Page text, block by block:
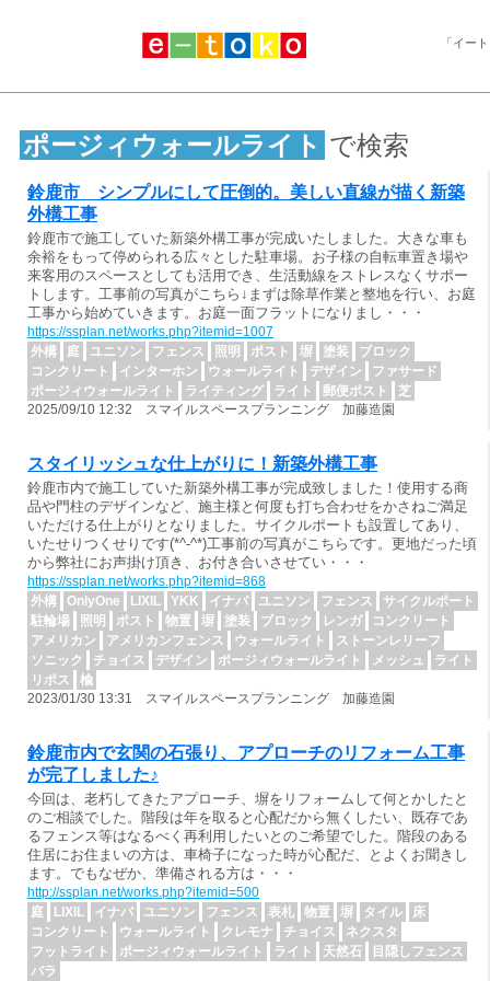
「イー
ポージィウォールライト で検索
鈴鹿市 シンプルにして圧倒的。美しい直線が描く新築
外構工事
鈴鹿市で施工していた新築外構工事が完成いたしました。大きな車も
余裕をもって停められる広々とした駐車場。お子様の自転車置き場や
来客用のスペースとしても活用でき、生活動線をストレスなくサポー
トします。工事前の写真がこちら↓まずは除草作業と整地を行い、お庭
工事から始めていきます。お庭一面フラットになりまし・・・
https://ssplan.net/works.php?itemid=1007
外構
庭 ユニソン フェンス 照明 ポスト 塀 塗装
ブロック
コンクリート
インターホン ウォールライト デザイン
ファサード
ポージィウォールライト
ライティング ライト 郵便ポスト
芝
2025/09/10 12:32 スマイルスペースプランニング 加藤造園
スタイリッシュな仕上がりに！新築外構工事
鈴鹿市内で施工していた新築外構工事が完成致しました！使用する商
品や門柱のデザインなど、施主様と何度も打ち合わせをかさねご満足
いただける仕上がりとなりました。サイクルポートも設置してあり、
いたせりつくせりです(*^-^*)工事前の写真がこちらです。更地だった頃
から弊社にお声掛け頂き、お付き合いさせてい・・・
https://ssplan.net/works.php?itemid=868
外構
OnlyOne LIXIL YKK イナバ ユニソン フェンス
サイクルポート
駐輪場
照明 ポスト 物置 塀 塗装 ブロック レンガ
コンクリート
アメリカン
アメリカンフェンス ウォールライト
ストーンレリーフ
ソニック
チョイス デザイン ポージィウォールライト メッシュ
ライト
リポス
楡
2023/01/30 13:31 スマイルスペースプランニング 加藤造園
鈴鹿市内で玄関の石張り、アプローチのリフォーム工事
が完了しました♪
今回は、老朽してきたアプローチ、塀をリフォームして何とかしたと
のご相談でした。階段は年を取ると心配だから無くしたい、既存であ
るフェンス等はなるべく再利用したいとのご希望でした。階段のある
住居にお住まいの方は、車椅子になった時が心配だ、とよくお聞きし
ます。でもなぜか、準備される方は・・・
http://ssplan.net/works.php?itemid=500
庭
LIXIL イナバ ユニソン フェンス 表札 物置 塀 タイル
床
コンクリート
ウォールライト クレモナ チョイス
ネクスタ
フットライト
ポージィウォールライト ライト 天然石
目隠しフェンス
バラ